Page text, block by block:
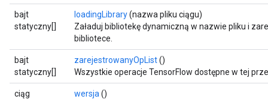
bajt
statyczny[]
loadingLibrary(nazwa pliku ciągu)
Załaduj bibliotekę dynamiczną w nazwie pliku i
bibliotece.
bajt
statyczny[]
zarejestrowanyOpList()
Wszystkie operacje TensorFlow dostępne w tej
ciąg
wersja ()